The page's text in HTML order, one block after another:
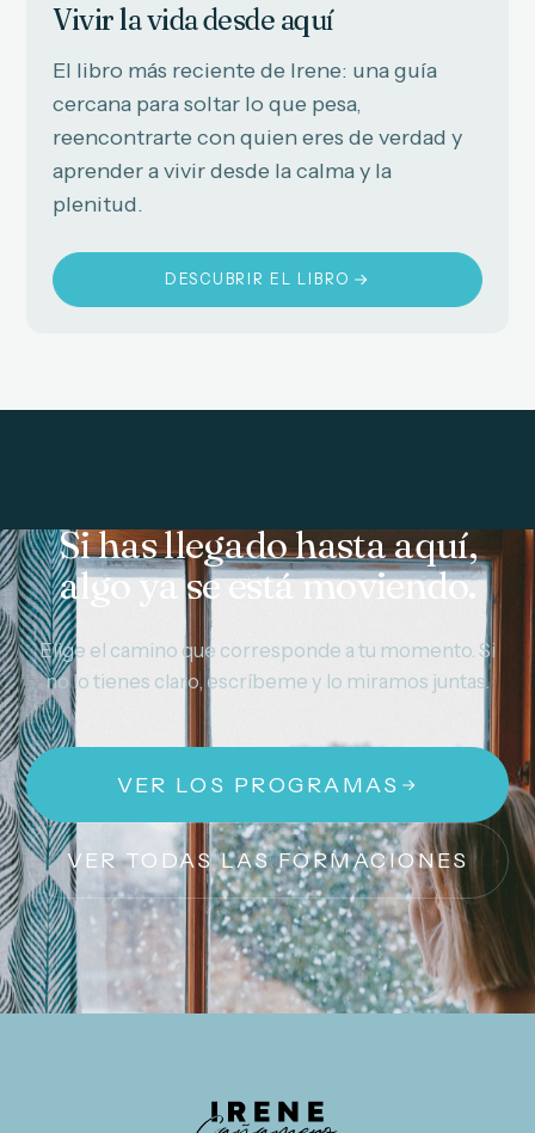
Vivir la vida desde aquí
El libro más reciente de Irene: una guía
cercana para soltar lo que pesa,
reencontrarte con quien eres de verdad y
aprender a vivir desde la calma y la
plenitud.
DESCUBRIR EL LIBRO
Si has llegado hasta aquí,
algo ya se está moviendo.
Elige el camino que corresponde a tu momento. Si
no lo tienes claro, escríbeme y lo miramos juntas.
VER LOS PROGRAMAS
VER TODAS LAS FORMACIONES